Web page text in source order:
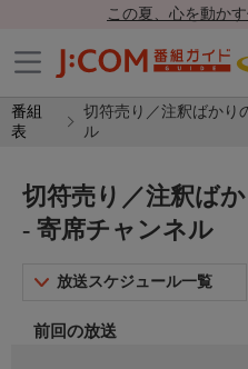
この夏、心を動か
番組
表
切符売り／注釈ばかり
ル
切符売り／注釈ば
- 寄席チャンネル
放送スケジュール一覧
前回の放送